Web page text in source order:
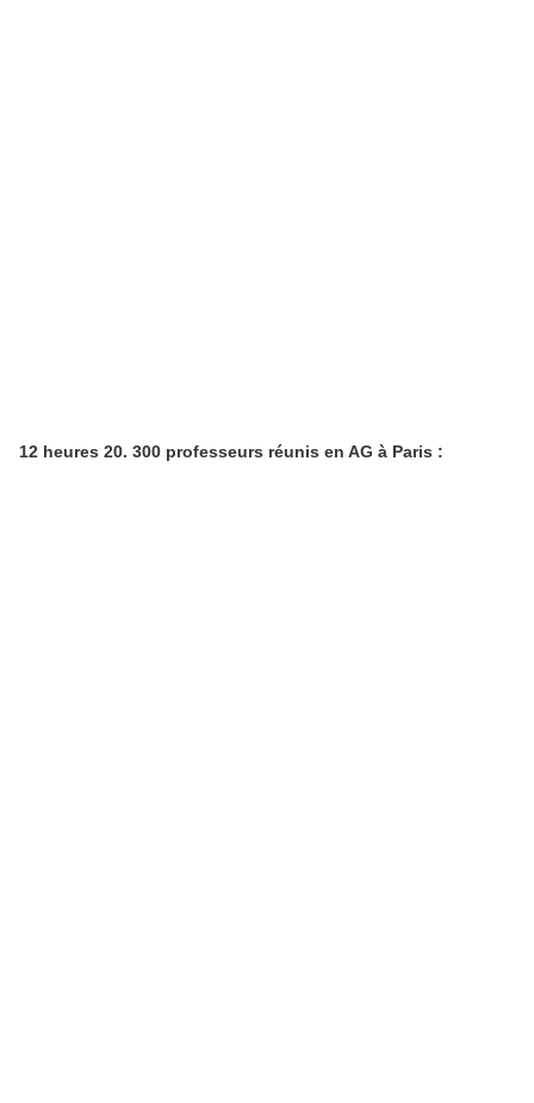
12 heures 20. 300 professeurs réunis en AG à Paris :